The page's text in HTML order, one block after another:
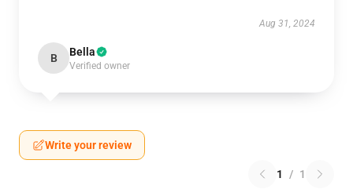
Aug 31, 2024
B Bella
Verified owner
Write your review
1 / 1